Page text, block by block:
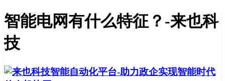
智能电网有什么特征？-来也科
技